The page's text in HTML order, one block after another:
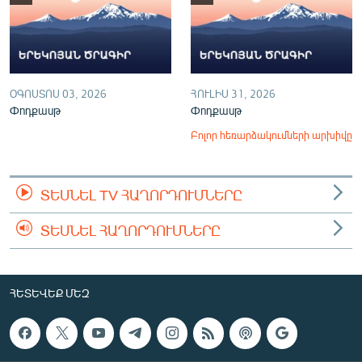
ՕԳՈՍՏՈՍ 03, 2026
Փոդքասթ
ՀՈՒԼԻՍ 31, 2026
Փոդքասթ
Բոլոր հեռարձակումների արխիվը
ՏԵՍՆԵԼ TV ՀԱՂՈՐԴՈՒՄՆԵՐԸ
ՏԵՍՆԵԼ ՀԱՂՈՐԴՈՒՄՆԵՐԸ
ՀԵՏԵՎԵՔ ՄԵԶ